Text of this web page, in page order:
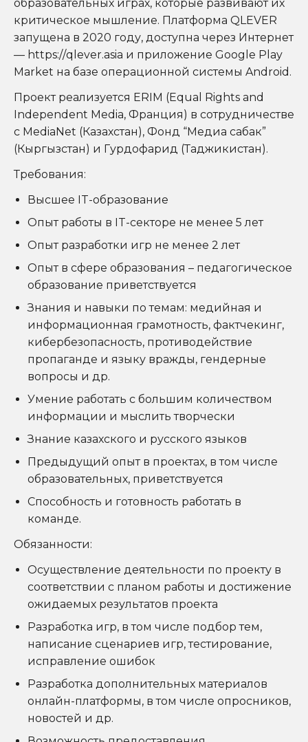
образовательных играх, которые развивают их
критическое мышление. Платформа QLEVER
запущена в 2020 году, доступна через Интернет
— https://qlever.asia и приложение Google Play
Market на базе операционной системы Android.
Проект реализуется ERIM (Equal Rights and
Independent Media, Франция) в сотрудничестве
с MediaNet (Казахстан), Фонд “Медиа сабак”
(Кыргызстан) и Гурдофарид (Таджикистан).
Требования:
Высшее IT-образование
Опыт работы в IT-секторе не менее 5 лет
Опыт разработки игр не менее 2 лет
Опыт в сфере образования – педагогическое
образование приветствуется
Знания и навыки по темам: медийная и
информационная грамотность, фактчекинг,
кибербезопасность, противодействие
пропаганде и языку вражды, гендерные
вопросы и др.
Умение работать с большим количеством
информации и мыслить творчески
Знание казахского и русского языков
Предыдущий опыт в проектах, в том числе
образовательных, приветствуется
Способность и готовность работать в
команде.
Обязанности:
Осуществление деятельности по проекту в
соответствии с планом работы и достижение
ожидаемых результатов проекта
Разработка игр, в том числе подбор тем,
написание сценариев игр, тестирование,
исправление ошибок
Разработка дополнительных материалов
онлайн-платформы, в том числе опросников,
новостей и др.